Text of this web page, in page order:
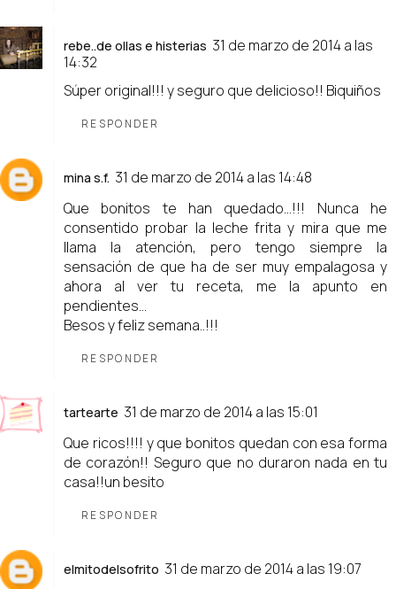
rebe..de ollas e histerias 31 de marzo de 2014 a las
14:32
Súper original!!! y seguro que delicioso!! Biquiños
RESPONDER
mina s.f. 31 de marzo de 2014 a las 14:48
Que bonitos te han quedado...!!! Nunca he
consentido probar la leche frita y mira que me
llama la atención, pero tengo siempre la
sensación de que ha de ser muy empalagosa y
ahora al ver tu receta, me la apunto en
pendientes...
Besos y feliz semana..!!!
RESPONDER
tartearte 31 de marzo de 2014 a las 15:01
Que ricos!!!! y que bonitos quedan con esa forma
de corazón!! Seguro que no duraron nada en tu
casa!!un besito
RESPONDER
elmitodelsofrito 31 de marzo de 2014 a las 19:07